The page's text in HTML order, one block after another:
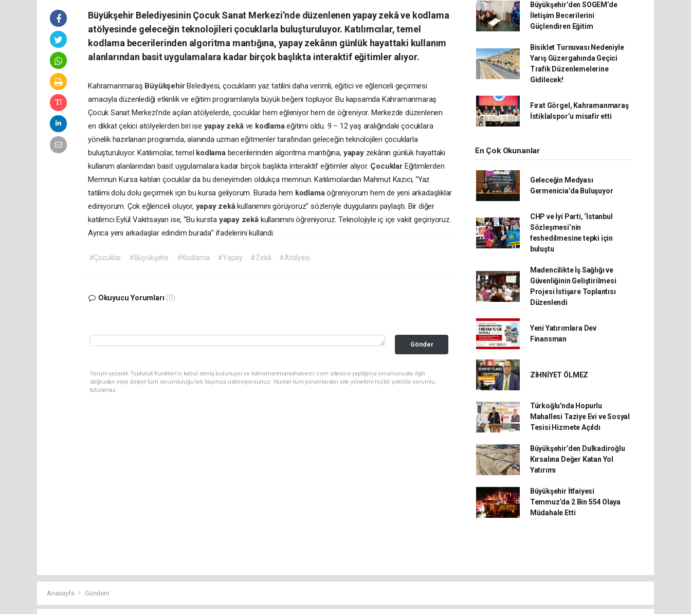
Büyükşehir Belediyesinin Çocuk Sanat Merkezi’nde düzenlenen yapay zekâ ve kodlama
atölyesinde geleceğin teknolojileri çocuklarla buluşturuluyor. Katılımcılar, temel
kodlama becerilerinden algoritma mantığına, yapay zekânın günlük hayattaki kullanım
alanlarından basit uygulamalara kadar birçok başlıkta interaktif eğitimler alıyor.
Kahramanmaraş Büyükşehir Belediyesi, çocukların yaz tatilini daha verimli, eğitici ve eğlenceli geçirmesi
amacıyla düzenlediği etkinlik ve eğitim programlarıyla büyük beğeni topluyor. Bu kapsamda Kahramanmaraş
Çocuk Sanat Merkezi’nde açılan atölyelerde, çocuklar hem eğleniyor hem de öğreniyor. Merkezde düzenlenen
en dikkat çekici atölyelerden biri ise yapay zekâ ve kodlamaeğitimi oldu. 9 – 12 yaş aralığındaki çocuklara
yönelik hazırlanan programda, alanında uzman eğitmenler tarafından geleceğin teknolojileri çocuklarla
buluşturuluyor. Katılımcılar, temel kodlama becerilerinden algoritma mantığına, yapay zekânın günlük hayattaki
kullanım alanlarından basit uygulamalara kadar birçok başlıkta interaktif eğitimler alıyor. Çocuklar Eğitimlerden
Memnun Kursa katılan çocuklar da bu deneyimden oldukça memnun. Katılımcılardan Mahmut Kazıcı, “Yaz
tatilimi dolu dolu geçirmek için bu kursa geliyorum. Burada hem kodlamaöğreniyorum hem de yeni arkadaşlıklar
ediniyorum. Çok eğlenceli oluyor, yapay zekâ kullanımını görüyoruz” sözleriyle duygularını paylaştı. Bir diğer
katılımcı Eylül Vakitsayan ise, “Bu kursta yapay zekâ kullanımını öğreniyoruz. Teknolojiyle iç içe vakit geçiriyoruz.
Ayrıca yeni arkadaşlar edindim burada” ifadelerini kullandı.
#Çocuklar #Büyükşehir #Kodlama #Yapay #Zekâ #Atölyesi
Okuyucu Yorumları (0)
Gönder
Yorum yazarak Topluluk Kuralları’nı kabul etmiş bulunuyor ve kahramanmarashaberci.com sitesine yaptığınız yorumunuzla ilgili
doğrudan veya dolaylı tüm sorumluluğu tek başınıza üstleniyorsunuz. Yazılan tüm yorumlardan site yönetimi hiçbir şekilde sorumlu
tutulamaz.
Büyükşehir’den SOGEM’de
İletişim Becerilerini
Güçlendiren Eğitim
Bisiklet Turnuvası Nedeniyle
Yarış Güzergahında Geçici
Trafik Düzenlemelerine
Gidilecek!
Fırat Görgel, Kahramanmaraş
İstiklalspor’u misafir etti
En Çok Okunanlar
Geleceğin Medyası
Germenicia’da Buluşuyor
CHP ve İyi Parti, ‘İstanbul
Sözleşmesi’nin
feshedilmesine tepki için
buluştu
Madencilikte İş Sağlığı ve
Güvenliğinin Geliştirilmesi
Projesi İstişare Toplantısı
Düzenlendi
Yeni Yatırımlara Dev
Finansman
ZİHNİYET ÖLMEZ
Türkoğlu'nda Hopurlu
Mahallesi Taziye Evi ve Sosyal
Tesisi Hizmete Açıldı
Büyükşehir’den Dulkadiroğlu
Kırsalına Değer Katan Yol
Yatırımı
Büyükşehir İtfaiyesi
Temmuz’da 2 Bin 554 Olaya
Müdahale Etti
Anasayfa Gündem